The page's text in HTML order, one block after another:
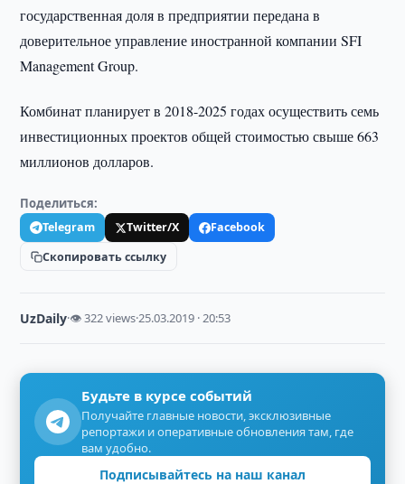
государственная доля в предприятии передана в
доверительное управление иностранной компании SFI
Management Group.
Комбинат планирует в 2018-2025 годах осуществить семь
инвестиционных проектов общей стоимостью свыше 663
миллионов долларов.
Поделиться:
Telegram Twitter/X
Facebook
Скопировать ссылку
UzDaily·👁 322 views·25.03.2019 · 20:53
Будьте в курсе событий
Получайте главные новости, эксклюзивные
репортажи и оперативные обновления там, где
вам удобно.
Подписывайтесь на наш канал